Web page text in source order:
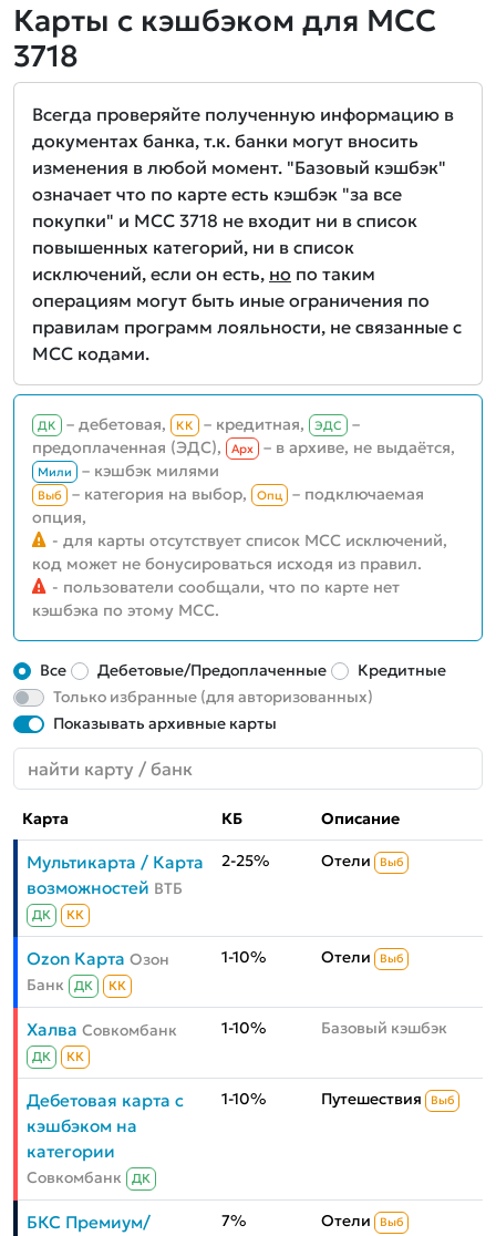
Карты с кэшбэком для MCC
3718
Всегда проверяйте полученную информацию в
документах банка, т.к. банки могут вносить
изменения в любой момент. "Базовый кэшбэк"
означает что по карте есть кэшбэк "за все
покупки" и MCC 3718 не входит ни в список
повышенных категорий, ни в список
исключений, если он есть, но по таким
операциям могут быть иные ограничения по
правилам программ лояльности, не связанные с
MCC кодами.
ДК – дебетовая, КК – кредитная, ЭДС
–
предоплаченная (ЭДС),
Aрх – в архиве, не выдаётся,
Мили – кэшбэк милями
Выб – категория на выбор, Опц
– подключаемая
опция,
- для карты отсутствует список MCC исключений,
код может не бонусироваться исходя из правил.
- пользователи сообщали, что по карте нет
кэшбэка по этому MCC.
Все Дебетовые/Предоплаченные
Кредитные
Только избранные (для авторизованных)
Показывать архивные карты
Карта КБ Описание
Мультикарта / Карта
возможностей ВТБ
ДК КК
2-25% Отели Выб
Ozon Карта Озон
Банк
ДК КК
1-10% Отели Выб
Халва Совкомбанк
ДК КК
1-10% Базовый кэшбэк
Дебетовая карта с
кэшбэком на
категории
Совкомбанк ДК
1-10% Путешествия Выб
БКС Премиум/
7% Отели Выб